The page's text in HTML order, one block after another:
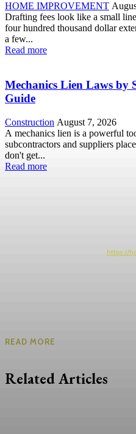
HOME IMPROVEMENT
Drafting fees look like a small
four hundred thousand dollar
a few...
Read more
Mechanics Lien Laws by
Guide
Construction August 7, 2026
A mechanics lien is a powerful
subcontractors and suppliers
don't get...
Read more
https://
READ MORE
Related Articles